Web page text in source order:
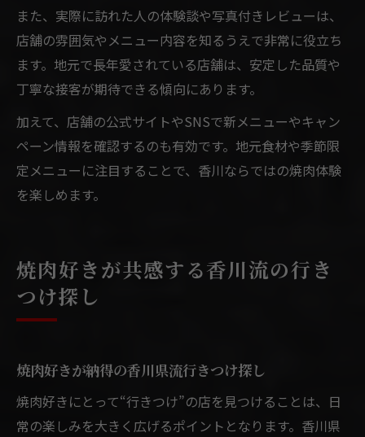
また、実際に訪れた人の体験談や写真付きレビューは、
店舗の雰囲気やメニュー内容を知るうえで非常に役立ち
ます。地元で長年愛されている店舗は、安定した品質や
丁寧な接客が期待できる傾向にあります。
加えて、店舗の公式サイトやSNSで新メニューやキャン
ペーン情報を確認するのも有効です。地元食材や季節限
定メニューに注目することで、香川ならではの焼肉体験
を楽しめます。
焼肉好きが共感する香川流の行き
つけ探し
焼肉好きが納得の香川県流行きつけ探し
焼肉好きにとって“行きつけ”の店を見つけることは、日
常の楽しみを大きく広げるポイントとなります。香川県